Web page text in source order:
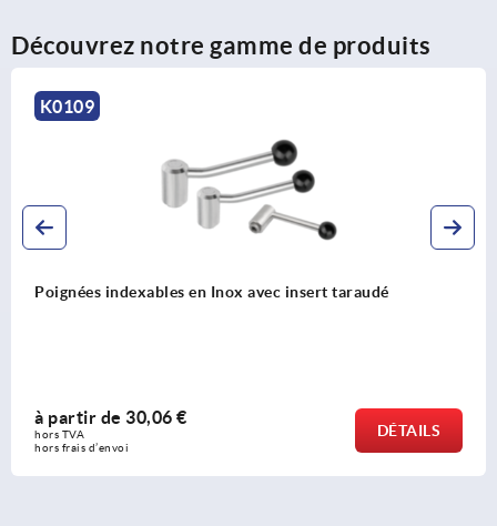
Découvrez notre gamme de produits
insert taraudé
DÉTAILS
Poignées indexables avec
à partir de
hors frais d’envoi